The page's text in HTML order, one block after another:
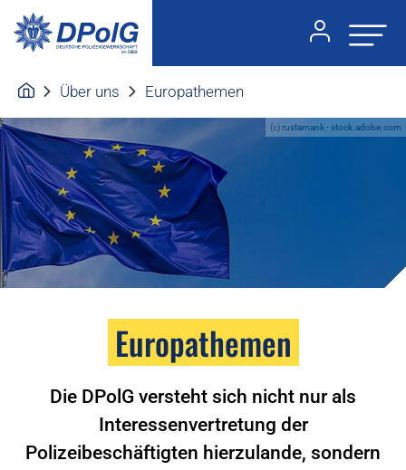
Über uns Europathemen
(c) rustamank - stock.adobe.com
Europathemen
Die DPolG versteht sich nicht nur als
Interessenvertretung der
Polizeibeschäftigten hierzulande, sondern